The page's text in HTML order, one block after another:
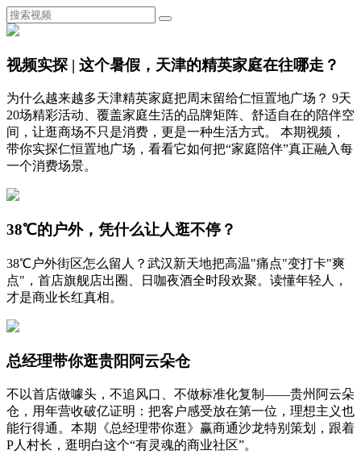
视频实探 | 这个暑假，天津的精英家庭在往哪走？
为什么越来越多天津精英家庭把周末留给仁恒置地广场？ 9天
20场精彩活动、覆盖家庭生活的品牌矩阵、舒适自在的陪伴空
间，让逛商场不只是消费，更是一种生活方式。 本期视频，
带你实探仁恒置地广场，看看它如何把“家庭陪伴”真正融入每
一个消费场景。
38℃的户外，凭什么让人逛不停？
38℃户外街区怎么留人？武汉新天地把高温"痛点"变打卡"爽
点"，首店旗舰店出圈、日咖夜酒全时段欢聚。读懂年轻人，
才是商业长红真相。
总经理带你逛贵阳阿云朵仓
不以首店做噱头，不追风口、不做标准化复制——贵州阿云朵
仓，用年营收破亿证明：把客户感受放在第一位，理想主义也
能行得通。本期《总经理带你逛》赢商通沙龙特别策划，跟着
P人村长，逛明白这个“有灵魂的商业社区”。